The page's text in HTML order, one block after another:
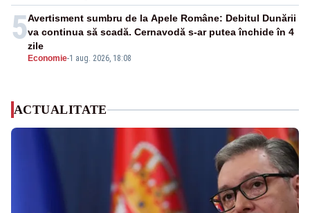
5
Economie-1 aug. 2026, 18:08
Avertisment sumbru de la Apele Române: Debitul Dunării
va continua să scadă. Cernavodă s-ar putea închide în 4
zile
ACTUALITATE